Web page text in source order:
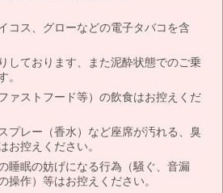
コス、グローなどの電子タバコを含
しております、また泥酔状態でのご乗
。
ァストフード等）の飲食はお控えくだ
プレー（香水）など座席が汚れる、臭
お控えください。
睡眠の妨げになる行為（騒ぐ、音漏
操作）等はお控えください。